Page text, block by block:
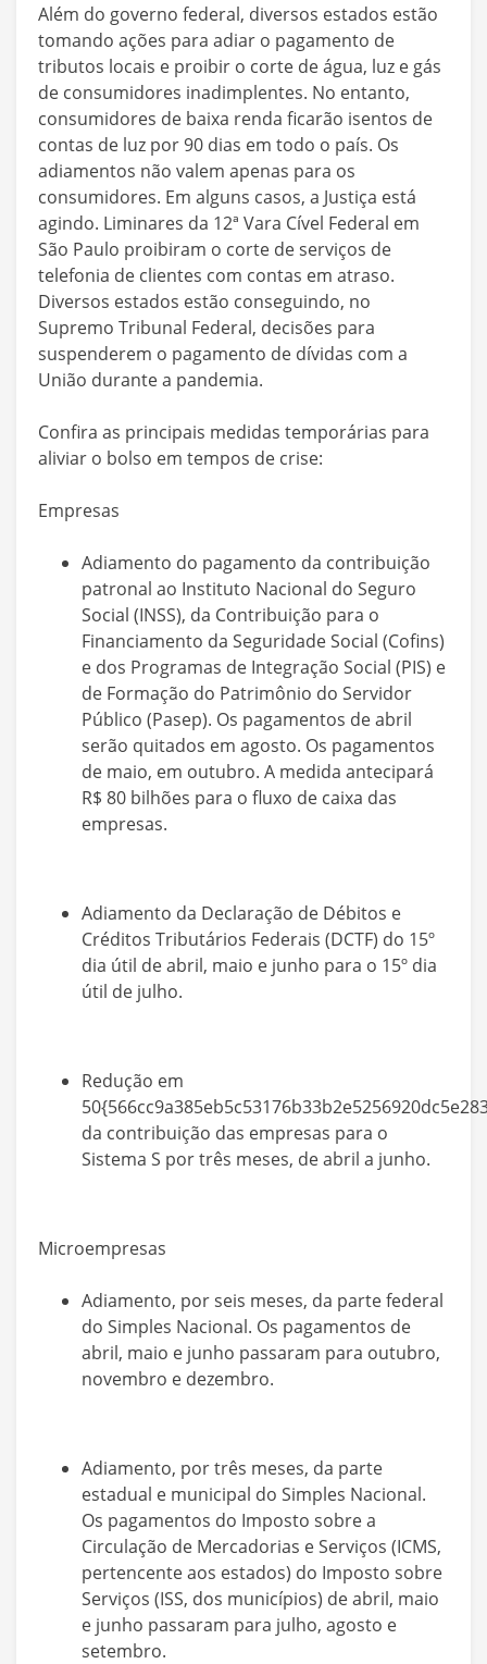
Além do governo federal, diversos estados estão
tomando ações para adiar o pagamento de
tributos locais e proibir o corte de água, luz e gás
de consumidores inadimplentes. No entanto,
consumidores de baixa renda ficarão isentos de
contas de luz por 90 dias em todo o país. Os
adiamentos não valem apenas para os
consumidores. Em alguns casos, a Justiça está
agindo. Liminares da 12ª Vara Cível Federal em
São Paulo proibiram o corte de serviços de
telefonia de clientes com contas em atraso.
Diversos estados estão conseguindo, no
Supremo Tribunal Federal, decisões para
suspenderem o pagamento de dívidas com a
União durante a pandemia.
Confira as principais medidas temporárias para
aliviar o bolso em tempos de crise:
Empresas
Adiamento do pagamento da contribuição
patronal ao Instituto Nacional do Seguro
Social (INSS), da Contribuição para o
Financiamento da Seguridade Social (Cofins)
e dos Programas de Integração Social (PIS) e
de Formação do Patrimônio do Servidor
Público (Pasep). Os pagamentos de abril
serão quitados em agosto. Os pagamentos
de maio, em outubro. A medida antecipará
R$ 80 bilhões para o fluxo de caixa das
empresas.
Adiamento da Declaração de Débitos e
Créditos Tributários Federais (DCTF) do 15º
dia útil de abril, maio e junho para o 15º dia
útil de julho.
Redução em
da contribuição das empresas para o
Sistema S por três meses, de abril a junho.
Microempresas
Adiamento, por seis meses, da parte federal
do Simples Nacional. Os pagamentos de
abril, maio e junho passaram para outubro,
novembro e dezembro.
Adiamento, por três meses, da parte
estadual e municipal do Simples Nacional.
Os pagamentos do Imposto sobre a
Circulação de Mercadorias e Serviços (ICMS,
pertencente aos estados) do Imposto sobre
Serviços (ISS, dos municípios) de abril, maio
e junho passaram para julho, agosto e
setembro.